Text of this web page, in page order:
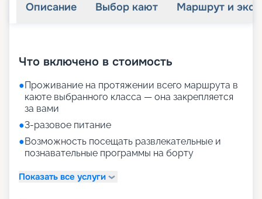
Описание Выбор кают Маршрут и
Что включено в стоимость
●Проживание на протяжении всего маршрута в
каюте выбранного класса — она закрепляется
за вами
●3-разовое питание
●Возможность посещать развлекательные и
познавательные программы на борту
Показать все услуги